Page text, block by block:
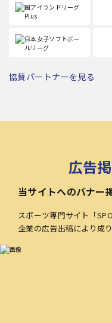
協賛パートナーを見る
広告
当サイトへのバナー
スポーツ専門サイト「
企業の広告出稿により成り